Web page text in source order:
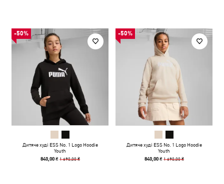
-50%
Дитяче худі ESS No. 1 Logo Hoodie
Youth
840,00 ₴ 1 690,00 ₴
-50%
Дитяче худі ESS No. 1 Logo Hoodie
Youth
840,00 ₴ 1 690,00 ₴